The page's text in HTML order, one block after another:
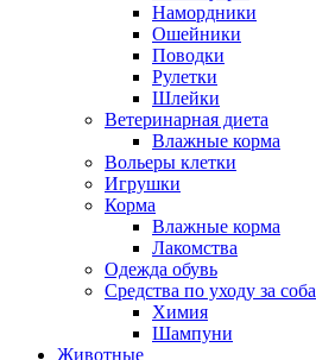
Намордники
Ошейники
Поводки
Рулетки
Шлейки
Ветеринарная диета
Влажные корма
Вольеры клетки
Игрушки
Корма
Влажные корма
Лакомства
Одежда обувь
Средства по уходу за
Химия
Шампуни
Животные